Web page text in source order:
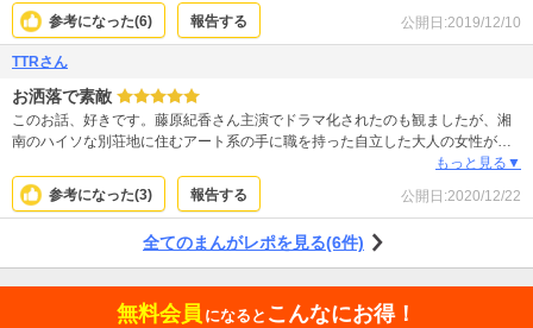
参考になった(6) 報告する 公開日:2019/12/10
TTRさん
お洒落で素敵
このお話、好きです。藤原紀香さん主演でドラマ化されたのも観ましたが、湘
南のハイソな別荘地に住むアート系の手に職を持った自立した大人の女性が感
性の合う映像作家の青年と惹かれ合う…正にドラマのような背景、展開です
が、現実の自分が平凡な主婦だからこそ、咲世子のような生き方してみたかっ
たなぁって憧れちゃいます。吉田まゆみさんのお洒落な絵柄ともマッチしてま
もっと見る▼
参考になった(3) 報告する 公開日:2020/12/22
全てのまんがレポを見る(6件)
無料会員 になると こんなにお得！